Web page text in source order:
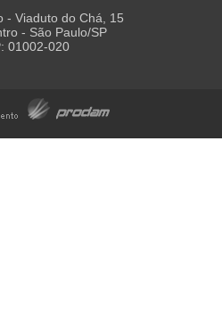
- Viaduto do Chá, 15
- São Paulo/SP
01002-020